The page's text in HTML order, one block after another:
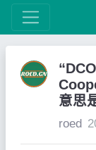
意思
roed